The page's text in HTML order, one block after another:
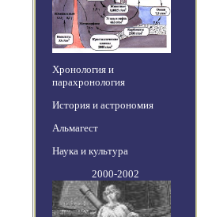
Хронология и
парахронология
История и астрономия
Альмагест
Наука и культура
2000-2002